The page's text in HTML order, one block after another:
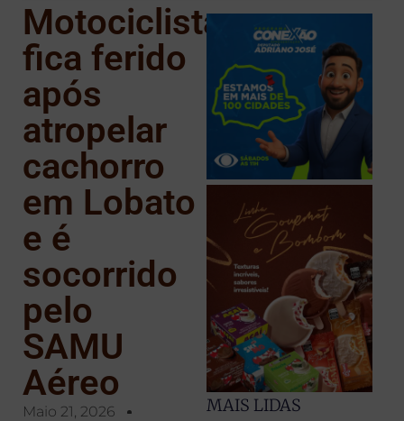
Motociclista
fica ferido
após
atropelar
cachorro
em Lobato
e é
socorrido
pelo
SAMU
Aéreo
Maio 21, 2026
MAIS LIDAS